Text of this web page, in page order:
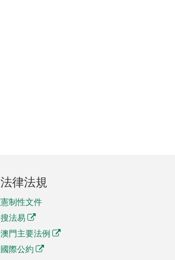
法律法規
憲制性文件
搜法易
澳門主要法例
國際公約